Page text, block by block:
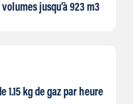
jusqu’à 923 m3
1.15 kg de gaz par heure